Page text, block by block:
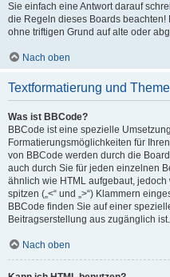
Sie einfach eine Antwort darauf
die Regeln dieses Boards
ohne triftigen Grund auf alte oder
Nach oben
Textformatierung und
Was ist BBCode?
BBCode ist eine spezielle
Formatierungsmöglichkeiten für
von BBCode werden durch die
auch durch Sie für jeden einzelnen
ähnlich wie HTML aufgebaut, jedoch
spitzen („<“ und „>“) Klammern
BBCode finden Sie auf einer
Beitragserstellung aus zugänglich ist.
Nach oben